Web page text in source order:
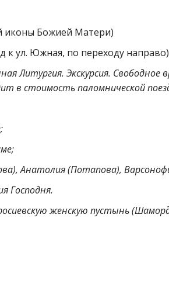
иконы Божией Матери)
к ул. Южная, по переходу
Литургия. Экскурсия.
в стоимость паломнической
Анатолия (Потапова),
Господня.
женскую пустынь